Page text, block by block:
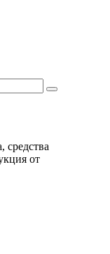
средства
от